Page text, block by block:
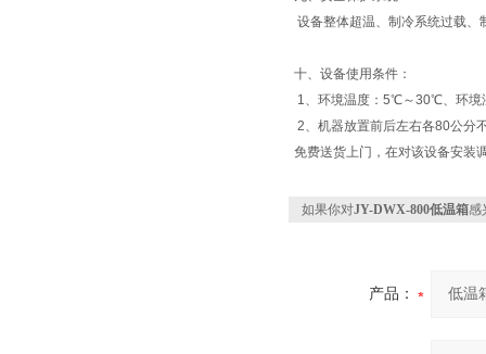
设备整体超温、制冷系统过载、
十、设备使用条件：
1、环境温度：5℃～30℃、环境
2、机器放置前后左右各80公分
免费送货上门，在对该设备安装
如果你对JY-DWX-800低温箱感
产品：